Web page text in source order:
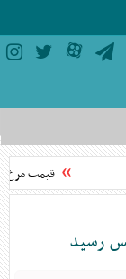
قیمت مرغ از